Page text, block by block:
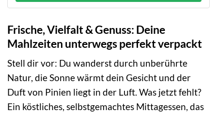
Frische, Vielfalt & Genuss: Deine
Mahlzeiten unterwegs perfekt verpackt
Stell dir vor: Du wanderst durch unberührte
Natur, die Sonne wärmt dein Gesicht und der
Duft von Pinien liegt in der Luft. Was jetzt fehlt?
Ein köstliches, selbstgemachtes Mittagessen, das